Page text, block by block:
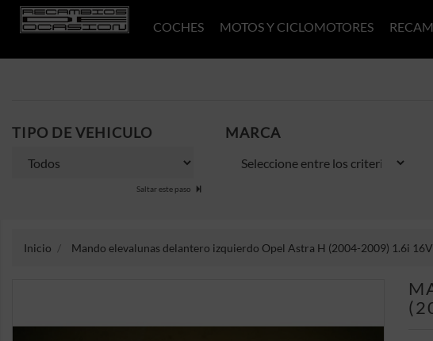
COCHES MOTOS Y CICLOMOTORES
TIPO DE VEHICULO
Saltar este paso
MARCA
Inicio Mando elevalunas delantero izquierdo Opel Astra H (2004-2009) 1.6i